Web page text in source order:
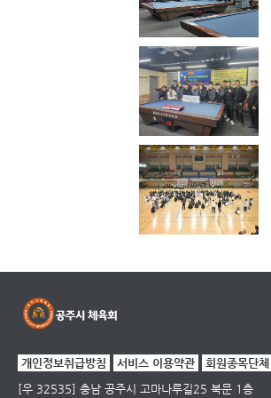
개인정보취급방침 서비스 이용약관
회원종목단체
[우 32535] 충남 공주시 고마나루길25 북문 1층